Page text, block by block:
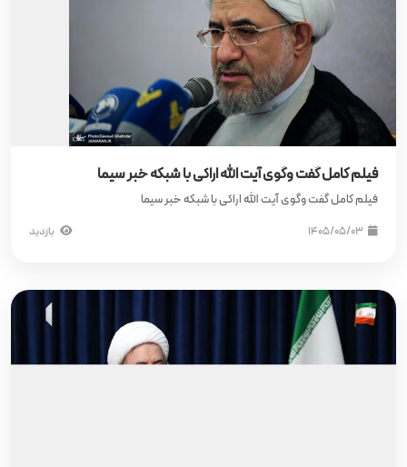
فیلم کامل گفت وگوی آیت‌ الله اراکی با شبکه خبر سیما
فیلم کامل گفت وگوی آیت‌ الله اراکی با شبکه خبر سیما
۱۴۰۵/۰۵/۰۳ بازدید